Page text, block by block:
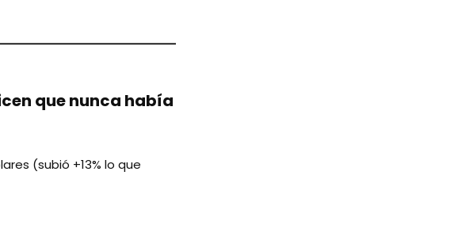
que nunca había
(subió +13% lo que